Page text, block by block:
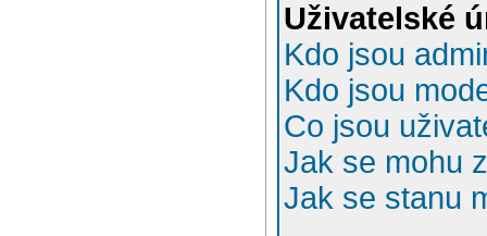
Uživatelské
Kdo jsou
Kdo jsou
Co jsou
Jak se mohu
Jak se stanu